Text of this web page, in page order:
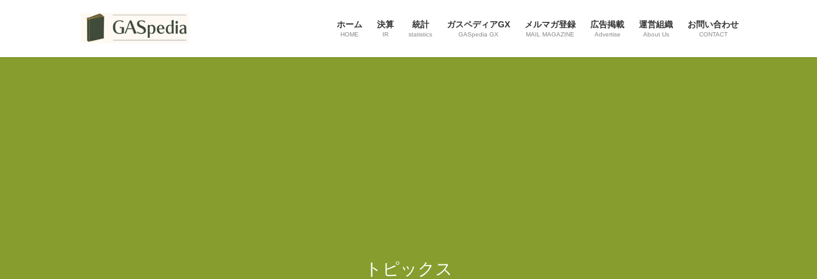
ホーム
HOME
決算
IR
統計
statistics
ガスペディアGX
GASpedia GX
メルマガ登録
MAIL MAGAZINE
広告掲載
Advertise
運営組織
About Us
お問い合わせ
CONTACT
トピックス